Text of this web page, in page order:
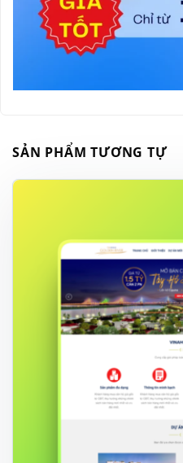
SẢN PHẨM TƯƠNG TỰ